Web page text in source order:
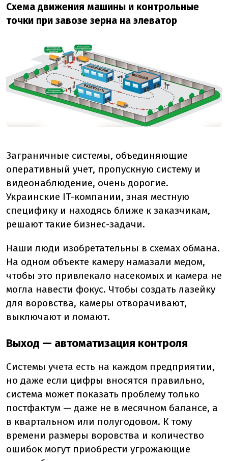
Схема движения машины и контрольные
точки при завозе зерна на элеватор
Заграничные системы, объединяющие
оперативный учет, пропускную систему и
видеонаблюдение, очень дорогие.
Украинские IT-компании, зная местную
специфику и находясь ближе к заказчикам,
решают такие бизнес-задачи.
Наши люди изобретательны в схемах обмана.
На одном объекте камеру намазали медом,
чтобы это привлекало насекомых и камера не
могла навести фокус. Чтобы создать лазейку
для воровства, камеры отворачивают,
выключают и ломают.
Выход — автоматизация контроля
Системы учета есть на каждом предприятии,
но даже если цифры вносятся правильно,
система может показать проблему только
постфактум — даже не в месячном балансе, а
в квартальном или полугодовом. К тому
времени размеры воровства и количество
ошибок могут приобрести угрожающие